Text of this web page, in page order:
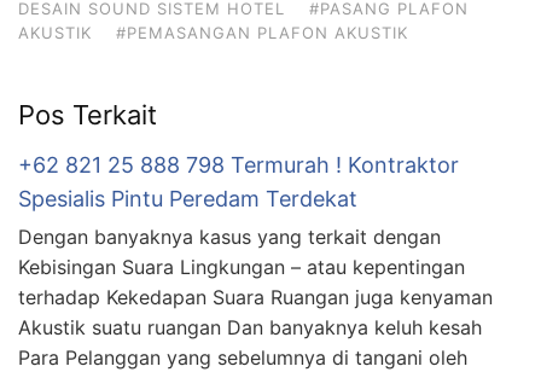
DESAIN SOUND SISTEM HOTEL
#PASANG PLAFON
AKUSTIK
#PEMASANGAN PLAFON AKUSTIK
Pos Terkait
+62 821 25 888 798 Termurah ! Kontraktor
Spesialis Pintu Peredam Terdekat
Dengan banyaknya kasus yang terkait dengan
Kebisingan Suara Lingkungan – atau kepentingan
terhadap Kekedapan Suara Ruangan juga kenyaman
Akustik suatu ruangan Dan banyaknya keluh kesah
Para Pelanggan yang sebelumnya di tangani oleh